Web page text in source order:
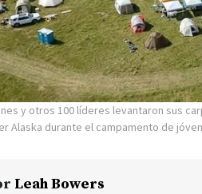
y otros 100 líderes levantaron sus
Alaska durante el campamento de
Leah Bowers